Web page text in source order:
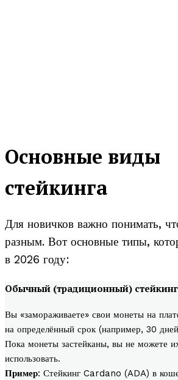
Основные виды
стейкинга
Для новичков важно понимать,
разным. Вот основные типы,
в 2026 году:
Обычный (традиционный) стейкинг
Вы «замораживаете» свои монеты на
на определённый срок (например, 30
Пока монеты застейканы, вы не можете
использовать.
Пример: Стейкинг Cardano (ADA) в